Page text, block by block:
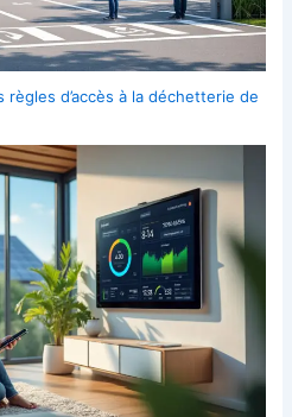
d’accès à la déchetterie de